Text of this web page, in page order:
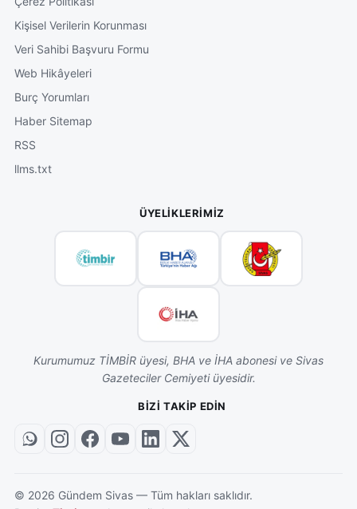
Kişisel Verilerin Korunması
Veri Sahibi Başvuru Formu
Web Hikâyeleri
Burç Yorumları
Haber Sitemap
RSS
llms.txt
ÜYELIKLERIMIZ
Kurumumuz TİMBİR üyesi, BHA ve İHA abonesi ve Sivas
Gazeteciler Cemiyeti üyesidir.
BIZI TAKIP EDIN
© 2026 Gündem Sivas — Tüm hakları saklıdır.